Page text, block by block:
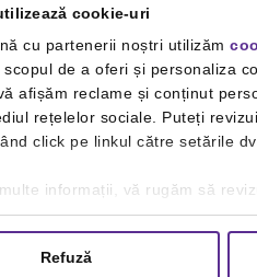
cookie-uri
cu partenerii noștri utilizăm
scopul de a oferi și personaliza
afișăm reclame și conținut
rețelelor sociale. Puteți
click pe linkul către setările
informații, vă rugăm să
Refuză